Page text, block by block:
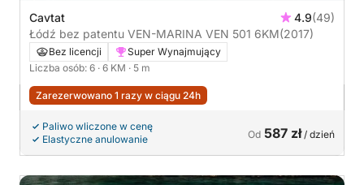
Cavtat 4.9(49)
Łódź bez patentu VEN-MARINA VEN 501 6KM(2017)
Bez licencji
Super Wynajmujący
Liczba osób: 6 · 6 KM · 5 m
Zarezerwowano 1 razy w ciągu 24h
Paliwo wliczone w cenę
Elastyczne anulowanie
Od 587 zł/ dzień